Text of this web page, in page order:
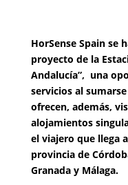
HorSense Spain se
proyecto de la
Andalucía”, una
servicios al
ofrecen, además,
alojamientos
el viajero que llega
provincia de
Granada y Málaga.